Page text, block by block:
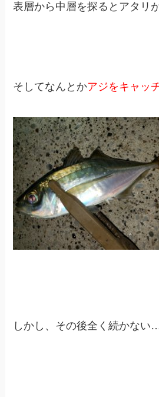
表層から中層を探るとアタリ
そしてなんとかアジをキャッ
しかし、その後全く続かない